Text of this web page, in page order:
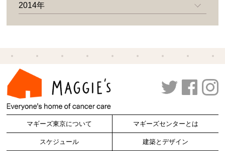
2014年
マギーズ東京について マギーズセンターとは
スケジュール 建築とデザイン